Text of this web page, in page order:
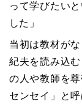
って学びたい
した」
当初は教材が
紀夫を読み込
の人や教師を
センセイ」と